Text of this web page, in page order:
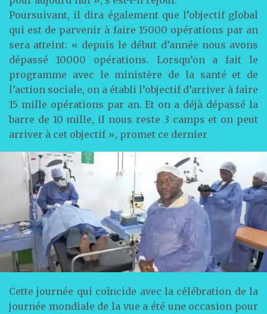
Poursuivant, il dira également que l’objectif global
qui est de parvenir à faire 15000 opérations par an
sera atteint: « depuis le début d’année nous avons
dépassé 10000 opérations. Lorsqu’on a fait le
programme avec le ministère de la santé et de
l’action sociale, on a établi l’objectif d’arriver à faire
15 mille opérations par an. Et on a déjà dépassé la
barre de 10 mille, il nous reste 3 camps et on peut
arriver à cet objectif », promet ce dernier
Cette journée qui coïncide avec la célébration de la
journée mondiale de la vue a été une occasion pour